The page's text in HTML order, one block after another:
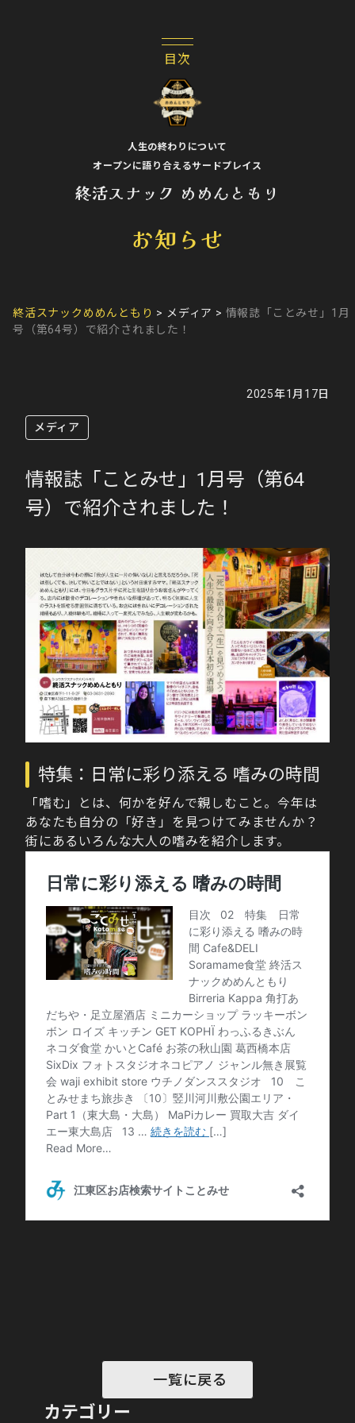
人生の終わりについて
オープンに語り合えるサードプレイス
終活スナック めめんともり
お知らせ
終活スナックめめんともり > メディア > 情報誌「ことみせ」1月
号（第64号）で紹介されました！
2025年1月17日
メディア
情報誌「ことみせ」1月号（第64
号）で紹介されました！
特集：日常に彩り添える 嗜みの時間
「嗜む」とは、何かを好んで親しむこと。今年は
あなたも自分の「好き」を見つけてみませんか？
街にあるいろんな大人の嗜みを紹介します。
一覧に戻る
カテゴリー